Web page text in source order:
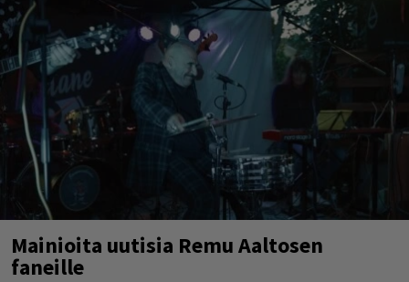
Mainioita uutisia Remu Aaltosen
faneille